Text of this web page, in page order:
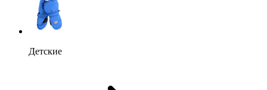
Детские